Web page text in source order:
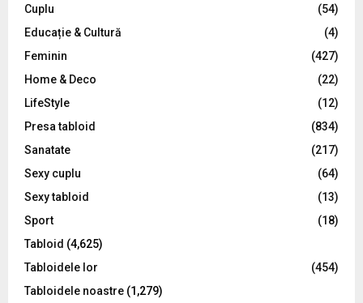
C
Cuplu
(54)
Educație & Cultură
(4)
Feminin
(427)
Home & Deco
(22)
LifeStyle
(12)
Presa tabloid
(834)
Sanatate
(217)
Sexy cuplu
(64)
Sexy tabloid
(13)
Sport
(18)
Tabloid (4,625)
Tabloidele lor
(454)
Tabloidele noastre (1,279)